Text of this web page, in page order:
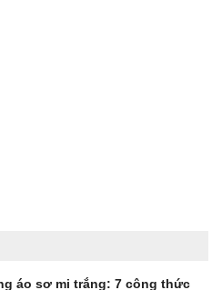
áo sơ mi trắng: 7 công thức